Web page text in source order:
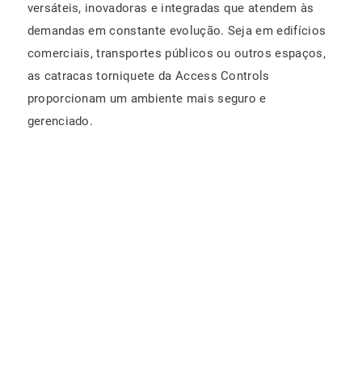
versáteis, inovadoras e integradas que atendem às
demandas em constante evolução. Seja em edifícios
comerciais, transportes públicos ou outros espaços,
as catracas torniquete da Access Controls
proporcionam um ambiente mais seguro e
gerenciado.